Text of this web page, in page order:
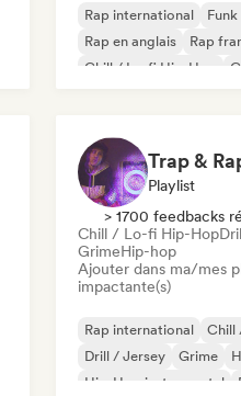
Rap international
Rap en anglais
Rap
Chill / Lo-fi Hip-Hop
Playlist
> 1700 feedbacks
Chill / Lo-fi Hip-Hop
GrimeHip-hop
Ajouter dans ma/mes
impactante(s)
Rap international
Chill
Drill / Jersey
Grime
Hip-Hop instrumental